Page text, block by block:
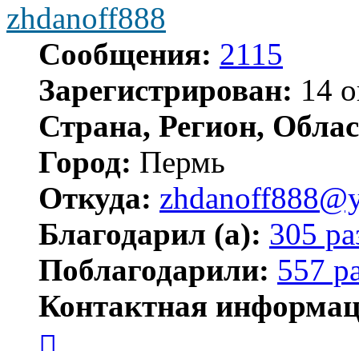
zhdanoff888
Сообщения: 2115
Зарегистрирован: 14
Страна, Регион,
Город: Пермь
Откуда:
Благодарил (а): 305
Поблагодарили: 557
Контактная